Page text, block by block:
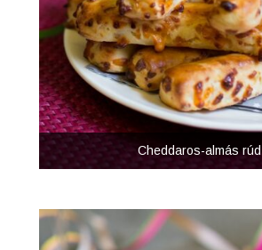
Cheddaros-almás rúd